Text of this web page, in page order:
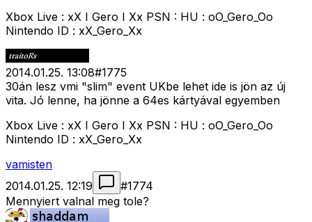
Xbox Live : xX I Gero I Xx PSN : HU : oO_Gero_Oo
Nintendo ID : xX_Gero_Xx
2014.01.25. 13:08#1775
30án lesz vmi "slim" event UKbe lehet ide is jön az új
vita. Jó lenne, ha jönne a 64es kártyával egyemben
Xbox Live : xX I Gero I Xx PSN : HU : oO_Gero_Oo
Nintendo ID : xX_Gero_Xx
vamisten
2014.01.25. 12:19
#1774
Mennyiert valnal meg tole?